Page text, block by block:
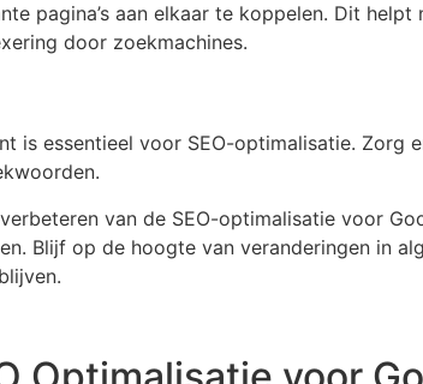
pagina’s aan elkaar te koppelen. Dit helpt
door zoekmachines.
is essentieel voor SEO-optimalisatie. Zorg
van de SEO-optimalisatie voor
Blijf op de hoogte van veranderingen in